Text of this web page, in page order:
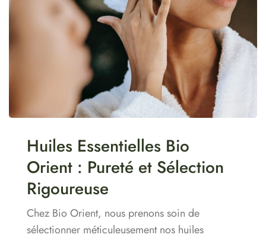
Huiles Essentielles Bio
Orient : Pureté et Sélection
Rigoureuse
Chez Bio Orient, nous prenons soin de
sélectionner méticuleusement nos huiles